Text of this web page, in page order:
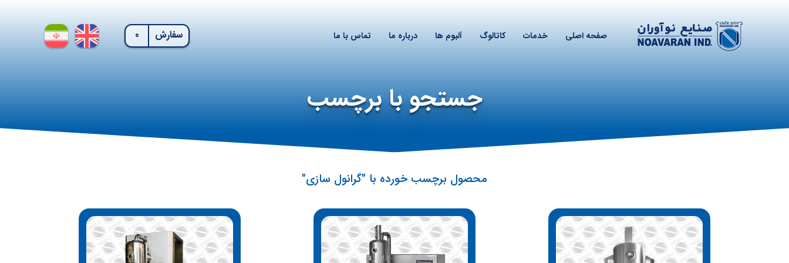
سفارش 0 صفحه اصلی خدمات کاتالوگ آلبوم ها درباره ما تماس با ما
جستجو با برچسب
محصول برچسب خورده با "گرانول سازی"
سلام!
متین پیراسـته